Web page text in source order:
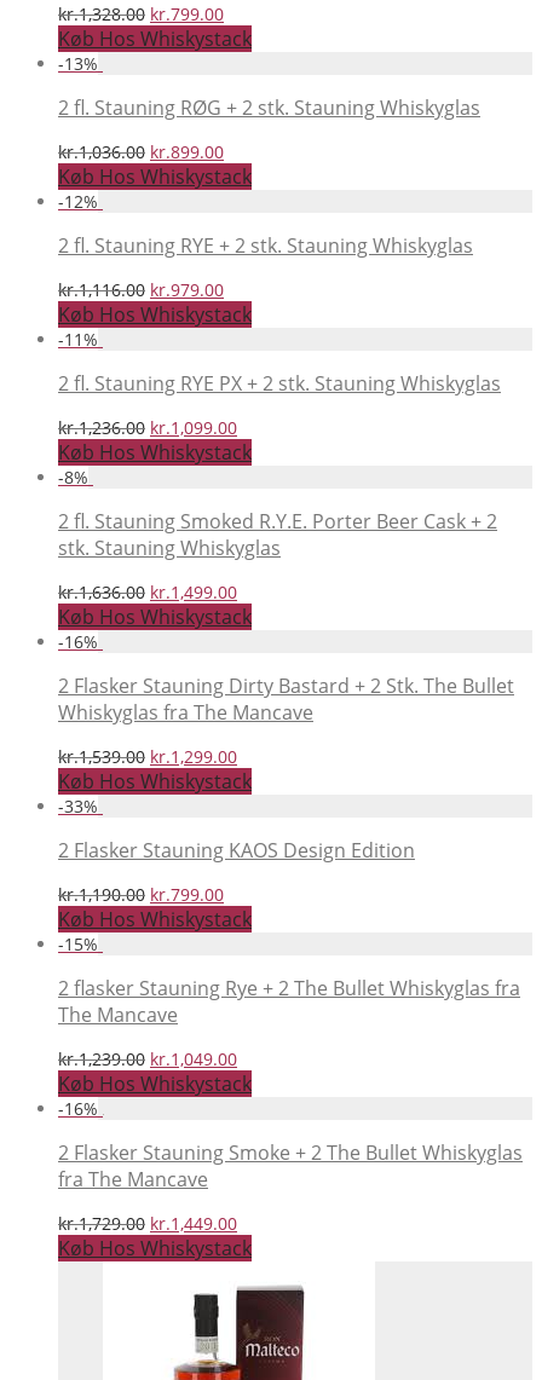
kr.1,328.00 Den
oprindelige
pris
kr.1,328.00.
kr.799.00Den
aktuelle
pris
kr.799.00.
Køb Hos Whiskystack
-13%
2 fl. Stauning RØG + 2 stk. Stauning Whiskyglas
kr.1,036.00 Den
oprindelige
pris
kr.1,036.00.
kr.899.00Den
aktuelle
pris
kr.899.00.
Køb Hos Whiskystack
-12%
2 fl. Stauning RYE + 2 stk. Stauning Whiskyglas
kr.1,116.00 Den
oprindelige
pris
kr.1,116.00.
kr.979.00Den
aktuelle
pris
kr.979.00.
Køb Hos Whiskystack
-11%
2 fl. Stauning RYE PX + 2 stk. Stauning Whiskyglas
kr.1,236.00 Den
oprindelige
pris
kr.1,236.00.
kr.1,099.00Den
aktuelle
pris
kr.1,099.00.
Køb Hos Whiskystack
-8%
2 fl. Stauning Smoked R.Y.E. Porter Beer Cask + 2
stk. Stauning Whiskyglas
kr.1,636.00 Den
oprindelige
pris
kr.1,636.00.
kr.1,499.00Den
aktuelle
pris
kr.1,499.00.
Køb Hos Whiskystack
-16%
2 Flasker Stauning Dirty Bastard + 2 Stk. The Bullet
Whiskyglas fra The Mancave
kr.1,539.00 Den
oprindelige
pris
kr.1,539.00.
kr.1,299.00Den
aktuelle
pris
kr.1,299.00.
Køb Hos Whiskystack
-33%
2 Flasker Stauning KAOS Design Edition
kr.1,190.00 Den
oprindelige
pris
kr.1,190.00.
kr.799.00Den
aktuelle
pris
kr.799.00.
Køb Hos Whiskystack
-15%
2 flasker Stauning Rye + 2 The Bullet Whiskyglas fra
The Mancave
kr.1,239.00 Den
oprindelige
pris
kr.1,239.00.
kr.1,049.00Den
aktuelle
pris
kr.1,049.00.
Køb Hos Whiskystack
-16%
2 Flasker Stauning Smoke + 2 The Bullet Whiskyglas
fra The Mancave
kr.1,729.00 Den
oprindelige
pris
kr.1,729.00.
kr.1,449.00Den
aktuelle
pris
er:
kr.1,449.00.
Køb Hos Whiskystack